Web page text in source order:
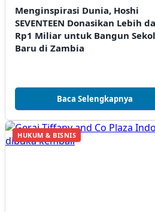
Menginspirasi Dunia, Hoshi
SEVENTEEN Donasikan Lebih
Rp1 Miliar untuk Bangun
Baru di Zambia
Baca Selengkapnya
HUKUM & BISNIS